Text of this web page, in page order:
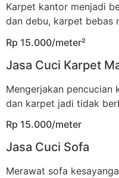
Karpet kantor menjadi
dan debu, karpet bebas
Rp 15.000/meter²
Jasa Cuci Karpet
Mengerjakan pencucian
dan karpet jadi tidak
Rp 15.000/meter
Jasa Cuci Sofa
Merawat sofa